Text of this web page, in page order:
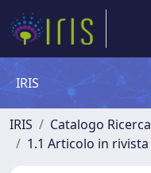
IRIS
IRIS Catalogo Ricerca
1.1 Articolo in rivista